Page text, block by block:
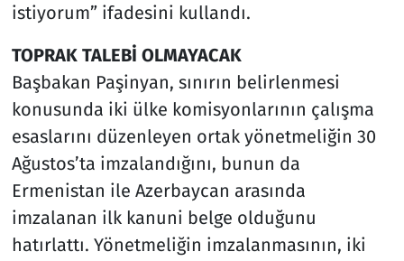
istiyorum” ifadesini kullandı.
TOPRAK TALEBİ OLMAYACAK
Başbakan Paşinyan, sınırın belirlenmesi
konusunda iki ülke komisyonlarının çalışma
esaslarını düzenleyen ortak yönetmeliğin 30
Ağustos’ta imzalandığını, bunun da
Ermenistan ile Azerbaycan arasında
imzalanan ilk kanuni belge olduğunu
hatırlattı. Yönetmeliğin imzalanmasının, iki